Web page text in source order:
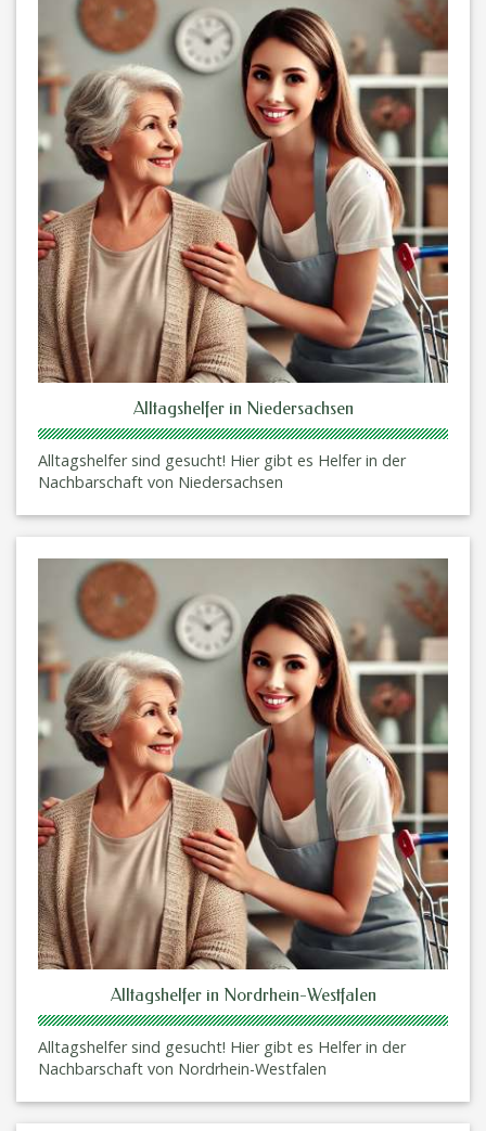
Alltagshelfer in Niedersachsen
Alltagshelfer sind gesucht! Hier gibt es Helfer in der
Nachbarschaft von Niedersachsen
Alltagshelfer in Nordrhein-Westfalen
Alltagshelfer sind gesucht! Hier gibt es Helfer in der
Nachbarschaft von Nordrhein-Westfalen